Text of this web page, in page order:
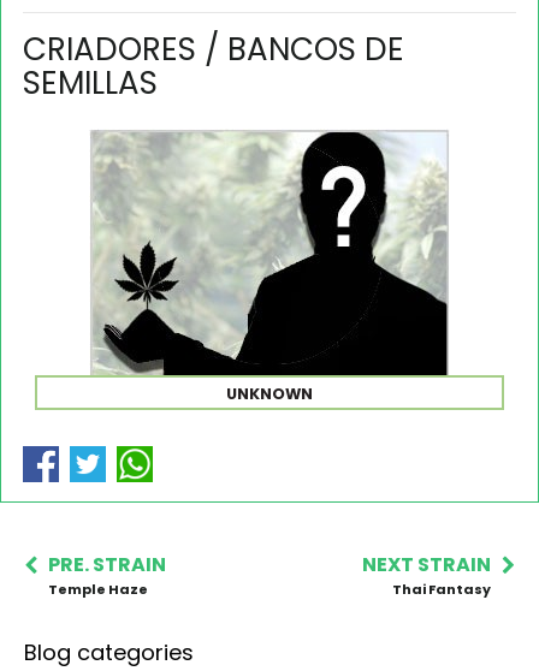
CRIADORES / BANCOS DE
SEMILLAS
UNKNOWN
PRE. STRAIN
Temple Haze
NEXT STRAIN
Thai Fantasy
Blog categories